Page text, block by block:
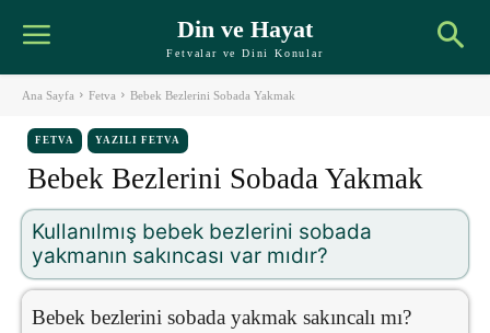
Din ve Hayat
Fetvalar ve Dini Konular
Ana Sayfa Fetva Bebek Bezlerini Sobada Yakmak
FETVA YAZILI FETVA
Bebek Bezlerini Sobada Yakmak
Kullanılmış bebek bezlerini sobada
yakmanın sakıncası var mıdır?
Bebek bezlerini sobada yakmak sakıncalı mı?